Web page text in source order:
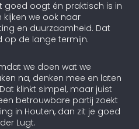
goed oogt én praktisch is in
kijken we ook naar
en duurzaamheid. Dat
de lange termijn.
we doen wat we
na, denken mee en laten
klinkt simpel, maar juist
betrouwbare partij zoekt
in Houten, dan zit je goed
Lugt.